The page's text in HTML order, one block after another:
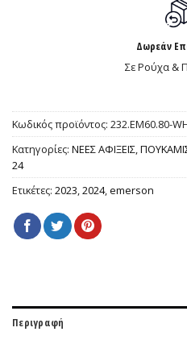
Δωρεάν
Σε Ρούχα &
Κωδικός προϊόντος: 232.EM60.80-
Κατηγορίες: ΝΕΕΣ ΑΦΙΞΕΙΣ,
24
Ετικέτες: 2023,2024,emerson
Περιγραφή